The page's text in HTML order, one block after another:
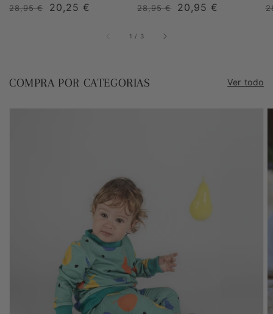
Precio
28,95 €
Precio
20,25 €
Precio
28,95 €
Precio
20,95 €
1 / de
3
COMPRA POR CATEGORIAS Ver todo